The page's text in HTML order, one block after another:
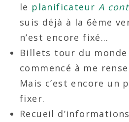
le planificateur A
suis déjà à la 6ème
n’est encore fixé…
Billets tour du monde
commencé à me
Mais c’est encore un
fixer.
Recueil